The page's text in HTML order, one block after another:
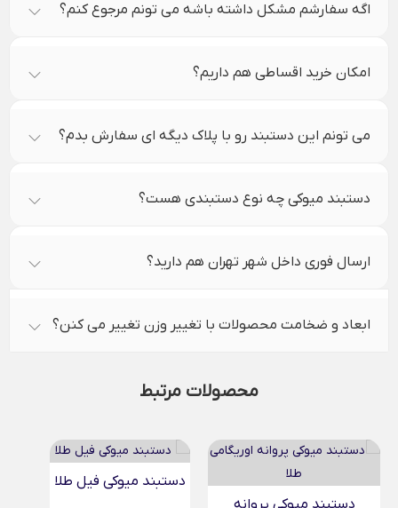
اگه سفارشم مشکل داشته باشه می تونم مرجوع کنم؟
امکان خرید اقساطی هم داریم؟
می تونم این دستبند رو با پلاک دیگه ای سفارش بدم؟
دستبند میوکی چه نوع دستبندی هست؟
ارسال فوری داخل شهر تهران هم دارید؟
ابعاد و ضخامت محصولات با تغییر وزن تغییر می کنن؟
محصولات مرتبط
دستبند میوکی فیل طلا دستبند میوکی آبی دوقلب...